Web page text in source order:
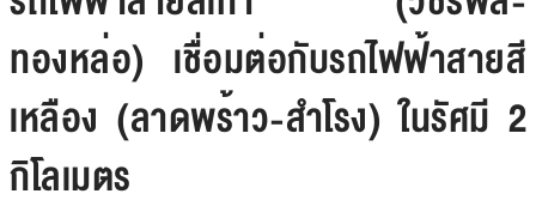
ทองหล่อ) เชื่อมต่อกับรถไฟฟ้าสายสี
เหลือง (ลาดพร้าว-สำโรง) ในรัศมี 2
กิโลเมตร